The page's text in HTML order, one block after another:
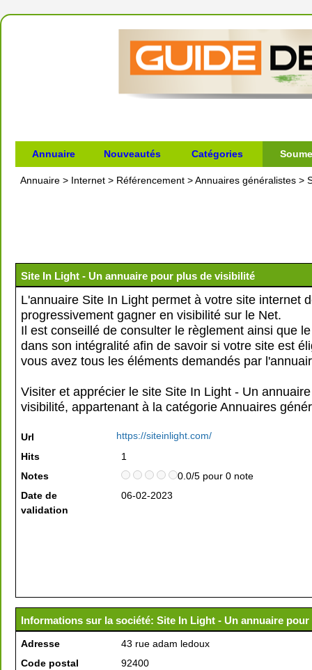
Annuaire Nouveautés Catégories
Annuaire > Internet > Référencement >Annuaires généralistes >
Site In Light - Un annuaire pour plus de visibilité
L'annuaire Site In Light permet à votre site internet
progressivement gagner en visibilité sur le Net.
Il est conseillé de consulter le règlement ainsi que
dans son intégralité afin de savoir si votre site est
vous avez tous les éléments demandés par
Visiter et apprécier le site Site In Light - Un
visibilité, appartenant à la catégorieAnnuaires
Url
https://siteinlight.com/
Hits
1
Notes
0.0/5 pour 0 note
Date de
validation
06-02-2023
Informations sur la société: Site In Light - Un annuaire
Adresse
43 rue adam ledoux
Code postal
92400